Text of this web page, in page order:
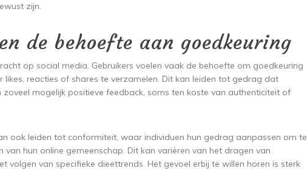
zijn.
de behoefte aan goedkeuring
op social media. Gebruikers voelen vaak de behoefte om goedkeuring
likes, reacties of shares te verzamelen. Dit kan leiden tot gedrag dat
zoveel mogelijk positieve feedback, soms ten koste van authenticiteit of
ook leiden tot conformiteit, waar individuen hun gedrag aanpassen om te
hun online gemeenschap. Dit kan variëren van het dragen van
volgen van specifieke dieettrends. Het gevoel erbij te willen horen is sterk